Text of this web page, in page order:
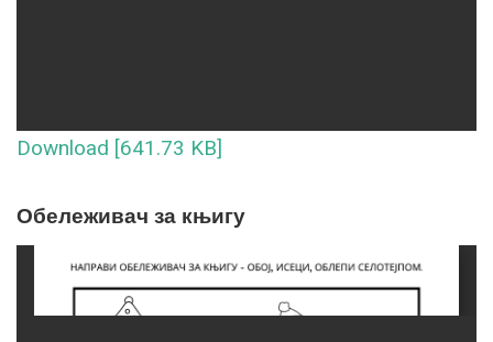
Download [641.73 KB]
Обележивач за књигу